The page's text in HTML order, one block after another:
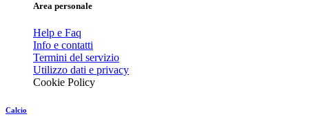
Area personale
Help e Faq
Info e contatti
Termini del servizio
Utilizzo dati e privacy
Cookie Policy
Calcio